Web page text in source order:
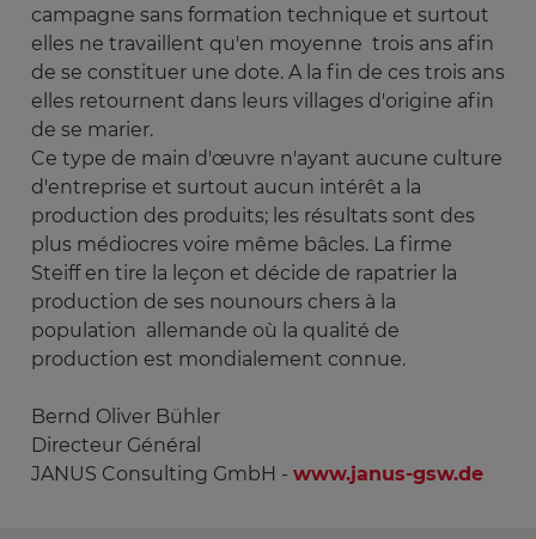
campagne sans formation technique et surtout
elles ne travaillent qu'en moyenne trois ans afin
de se constituer une dote. A la fin de ces trois ans
elles retournent dans leurs villages d'origine afin
de se marier.
Ce type de main d'œuvre n'ayant aucune culture
d'entreprise et surtout aucun intérêt a la
production des produits; les résultats sont des
plus médiocres voire même bâcles. La firme
Steiff en tire la leçon et décide de rapatrier la
production de ses nounours chers à la
population allemande où la qualité de
production est mondialement connue.
Bernd Oliver Bühler
Directeur Général
JANUS Consulting GmbH - www.janus-gsw.de